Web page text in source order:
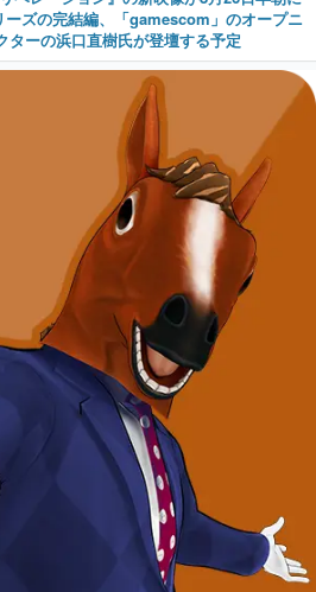
ズの完結編、「gamescom」のオープニ
ターの浜口直樹氏が登壇する予定